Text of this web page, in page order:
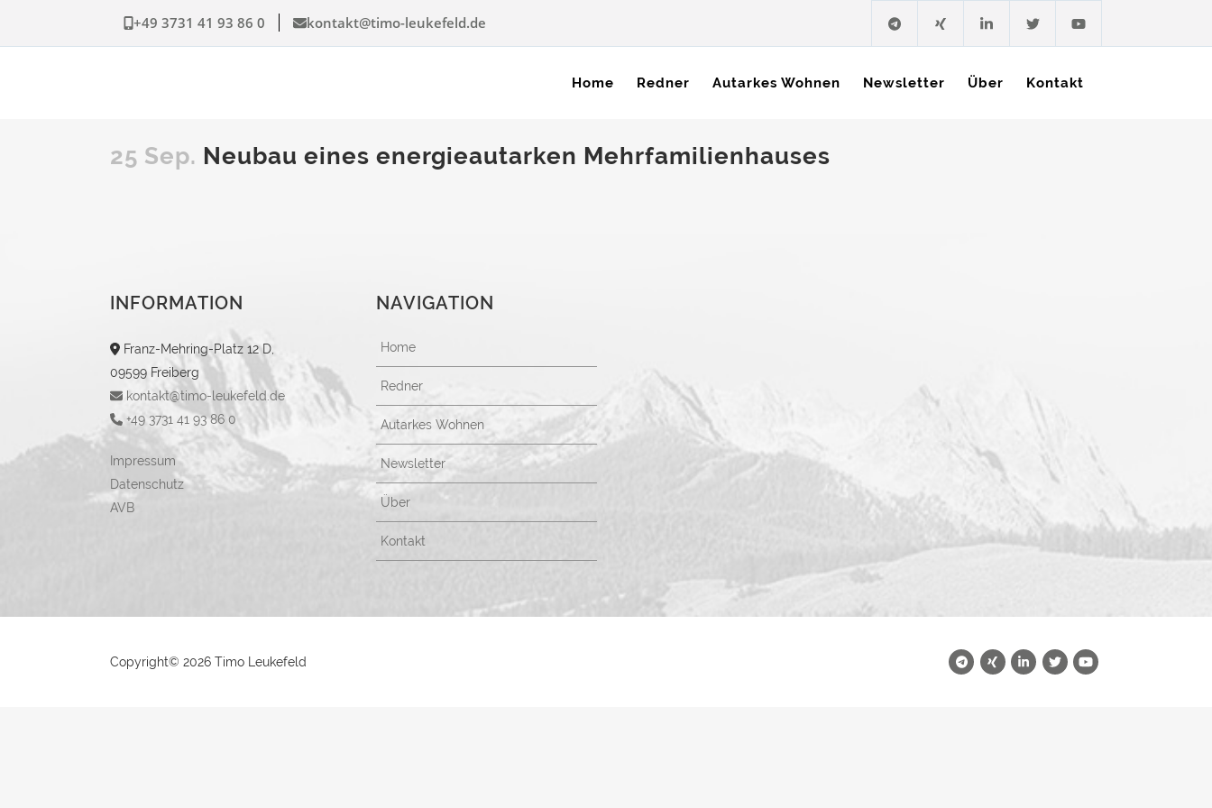
+49 3731 41 93 86 0 kontakt@timo-leukefeld.de
Home Redner Autarkes Wohnen Newsletter Über Kontakt
25 Sep. Neubau eines energieautarken Mehrfamilienhauses
INFORMATION
Franz-Mehring-Platz 12 D,
09599 Freiberg
kontakt@timo-leukefeld.de
+49 3731 41 93 86 0
Impressum
Datenschutz
AVB
NAVIGATION
Home
Redner
Autarkes Wohnen
Newsletter
Über
Kontakt
Copyright© 2026 Timo Leukefeld